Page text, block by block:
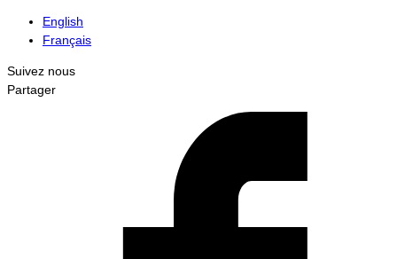
English
Français
Suivez nous
Partager